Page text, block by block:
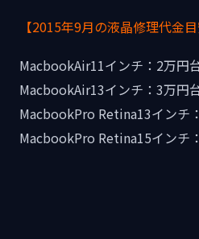
【2015年9月の液晶修理代金目
MacbookAir11インチ：2万円
MacbookAir13インチ：3万円
MacbookPro Retina13インチ
MacbookPro Retina15インチ